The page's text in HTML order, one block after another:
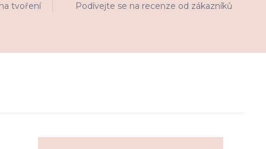
tvoření Podívejte se na recenze od zákazníků